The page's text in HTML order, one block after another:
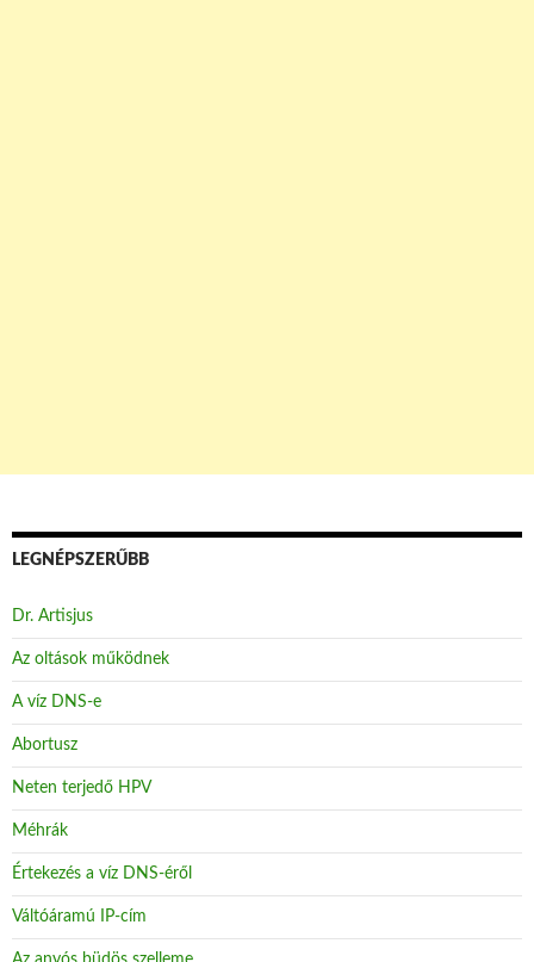
LEGNÉPSZERŰBB
Dr. Artisjus
Az oltások működnek
A víz DNS-e
Abortusz
Neten terjedő HPV
Méhrák
Értekezés a víz DNS-éről
Váltóáramú IP-cím